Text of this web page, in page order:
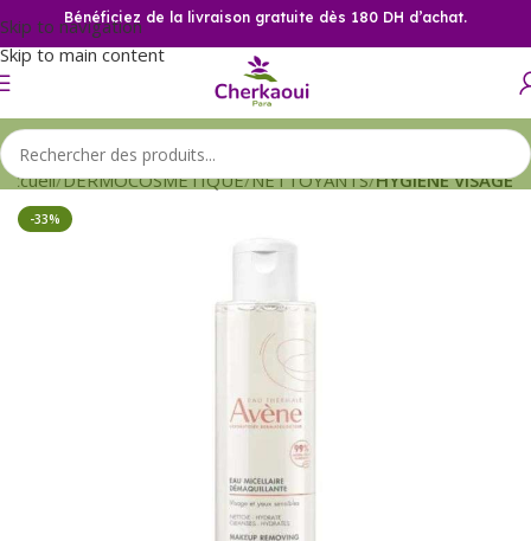
Skip to navigation
Skip to main content
Bénéficiez de la livraison gratuite dès 180 DH d’achat.
Accueil DERMOCOSMETIQUE NETTOYANTS HYGIENE VISAGE
-33%